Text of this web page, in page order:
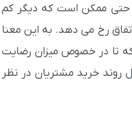
و حتی ممکن است که دیگر کم
رخ می دهد. به این معنا
تا در خصوص میزان رضایت
خرید مشتریان در نظر